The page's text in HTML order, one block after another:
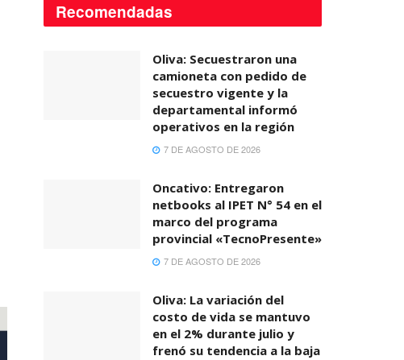
Recomendadas
Oliva: Secuestraron una
camioneta con pedido de
secuestro vigente y la
departamental informó
operativos en la región
7 DE AGOSTO DE 2026
Oncativo: Entregaron
netbooks al IPET N° 54 en el
marco del programa
provincial «TecnoPresente»
7 DE AGOSTO DE 2026
Oliva: La variación del
costo de vida se mantuvo
en el 2% durante julio y
frenó su tendencia a la baja